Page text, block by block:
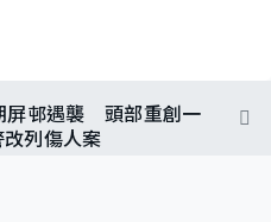
屏邨遇襲 頭部重創一
列傷人案